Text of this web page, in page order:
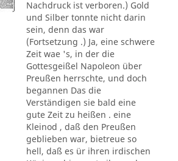
Nachdruck ist verboren.) Gold
und Silber tonnte nicht darin
sein, denn das war
(Fortsetzung .) Ja, eine schwere
Zeit wae 's, in der die
Gottesgeißel Napoleon über
Preußen herrschte, und doch
begannen Das die
Verständigen sie bald eine
gute Zeit zu heißen . eine
Kleinod , daß den Preußen
geblieben war, bietreue so
hell, daß es ür ihren irdischen